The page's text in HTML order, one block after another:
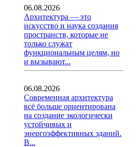
06.08.2026
Архитектура — это
искусство и наука создания
пространств, которые не
только служат
функциональным целям, но
и вызывают...
06.08.2026
Современная архитектура
всё больше ориентирована
на создание экологически
устойчивых и
энергоэффективных зданий.
В...